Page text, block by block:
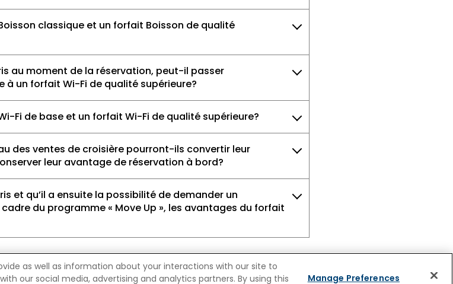
classique et un forfait Boisson de qualité
au moment de la réservation, peut-il passer
à un forfait Wi-Fi de qualité supérieure?
Fi de base et un forfait Wi-Fi de qualité supérieure?
des ventes de croisière pourront-ils convertir leur
leur avantage de réservation à bord?
et qu’il a ensuite la possibilité de demander un
du programme « Move Up », les avantages du forfait
as well as information about your interactions with our site to
our social media, advertising and analytics partners. By using this
Manage Preferences